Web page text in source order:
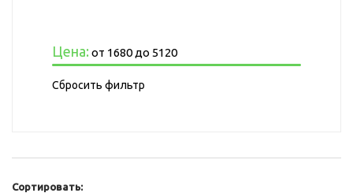
Цена: от 1680до 5120
Сбросить фильтр
Сортировать: